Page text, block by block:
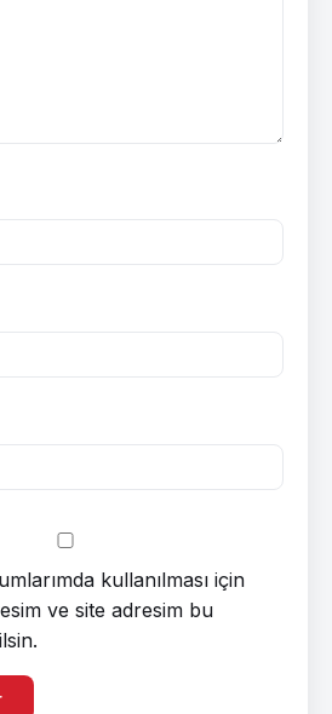
kullanılması için
ve site adresim bu